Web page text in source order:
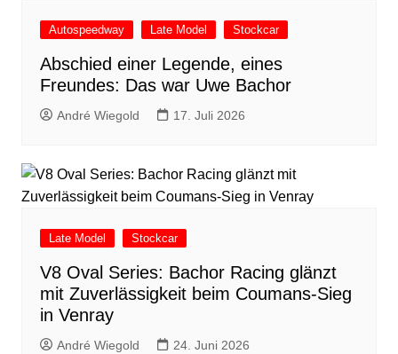
Autospeedway Late Model Stockcar
Abschied einer Legende, eines
Freundes: Das war Uwe Bachor
André Wiegold 17. Juli 2026
Late Model Stockcar
V8 Oval Series: Bachor Racing glänzt
mit Zuverlässigkeit beim Coumans-Sieg
in Venray
André Wiegold 24. Juni 2026